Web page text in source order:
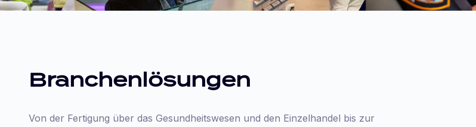
Branchenlösungen
Von der Fertigung über das Gesundheitswesen und den Einzelhandel bis zur